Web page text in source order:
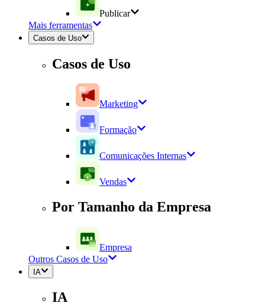
Publicar
Mais ferramentas
Casos de Uso
Casos de Uso
Marketing
Formação
Comunicações Internas
Vendas
Por Tamanho da Empresa
Empresa
Outros Casos de Uso
IA
IA